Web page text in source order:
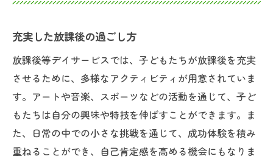
充実した放課後の過ごし方
放課後等デイサービスでは、子どもたちが放課後を充実
させるために、多様なアクティビティが用意されていま
す。アートや音楽、スポーツなどの活動を通じて、子ど
もたちは自分の興味や特技を伸ばすことができます。ま
た、日常の中での小さな挑戦を通じて、成功体験を積み
重ねることができ、自己肯定感を高める機会にもなりま